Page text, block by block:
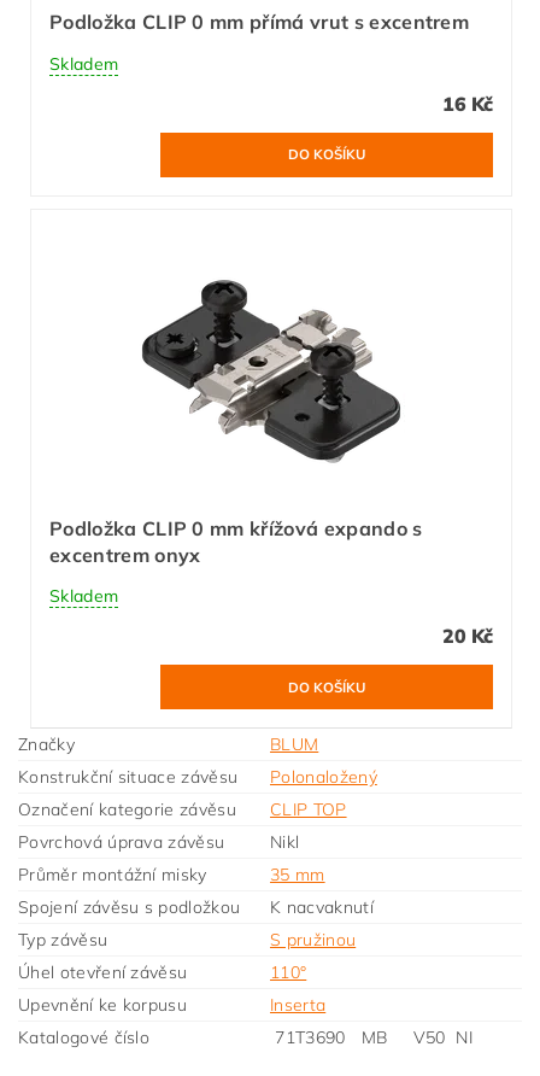
Podložka CLIP 0 mm přímá vrut s excentrem
Skladem
16 Kč
Podložka CLIP 0 mm křížová expando s
excentrem onyx
Skladem
20 Kč
Značky
BLUM
Konstrukční situace závěsu
Polonaložený
Označení kategorie závěsu
CLIP TOP
Povrchová úprava závěsu
Nikl
Průměr montážní misky
35 mm
Spojení závěsu s podložkou
K nacvaknutí
Typ závěsu
S pružinou
Úhel otevření závěsu
110°
Upevnění ke korpusu
Inserta
Katalogové číslo
71T3690 MB V50 NI